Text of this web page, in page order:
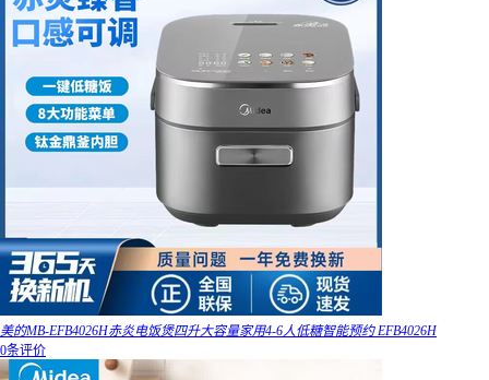
美的MB-EFB4026H赤炎电饭煲四升大容量家用4-6人低糖智能预约 EFB4026H
0条评价